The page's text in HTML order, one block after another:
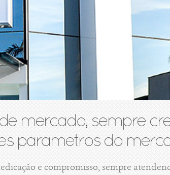
mercado, sempre
parametros do
e compromisso, sempre